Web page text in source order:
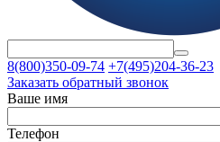
8(800)350-09-74 +7(495)204-36-23
Заказать обратный звонок
Ваше имя
Телефон